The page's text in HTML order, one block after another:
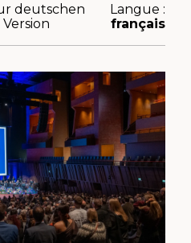
deutschen
Version
Langue :
français